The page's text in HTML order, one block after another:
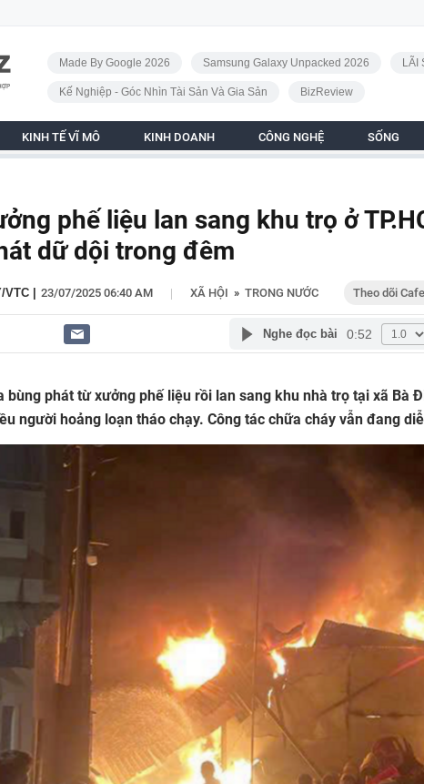
Made By Google 2026 Samsung Galaxy Unpacked 2026 LÃI
Kế Nghiệp - Góc Nhìn Tài Sản Và Gia Sản BizReview
KINH TẾ VĨ MÔ KINH DOANH CÔNG NGHỆ SỐNG
phế liệu lan sang khu trọ ở
dữ dội trong đêm
VTC 23/07/2025 06:40 AM | XÃ HỘI » TRONG NƯỚC Theo dõi
Nghe đọc bài 0:52
bùng phát từ xưởng phế liệu rồi lan sang khu nhà trọ tại xã Bà
người hoảng loạn tháo chạy. Công tác chữa cháy vẫn đang